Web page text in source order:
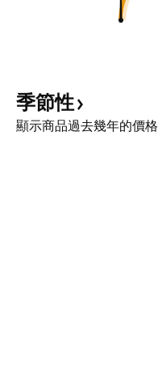
季節性
顯示商品過去幾年的價